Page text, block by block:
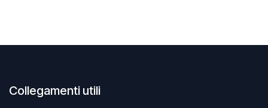
Collegamenti utili